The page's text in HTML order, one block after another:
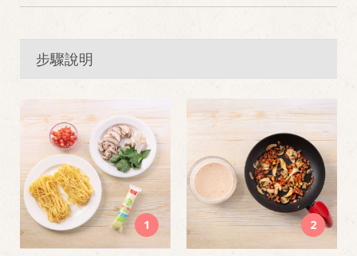
步驟說明
1 2